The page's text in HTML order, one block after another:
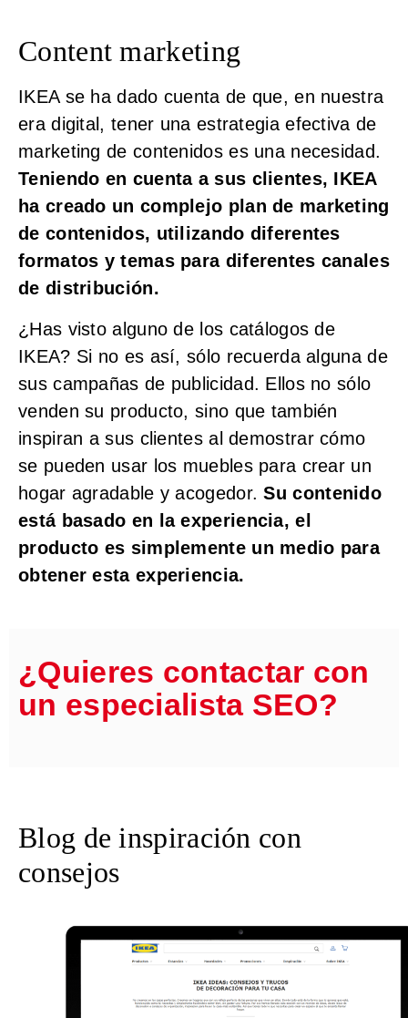
Content marketing
IKEA se ha dado cuenta de que, en nuestra
era digital, tener una estrategia efectiva de
marketing de contenidos es una necesidad.
Teniendo en cuenta a sus clientes, IKEA
ha creado un complejo plan de marketing
de contenidos, utilizando diferentes
formatos y temas para diferentes canales
de distribución.
¿Has visto alguno de los catálogos de
IKEA? Si no es así, sólo recuerda alguna de
sus campañas de publicidad. Ellos no sólo
venden su producto, sino que también
inspiran a sus clientes al demostrar cómo
se pueden usar los muebles para crear un
hogar agradable y acogedor.Su contenido
está basado en la experiencia, el
producto es simplemente un medio para
obtener esta experiencia.
¿Quieres contactar con
un especialista SEO?
Blog de inspiración con
consejos